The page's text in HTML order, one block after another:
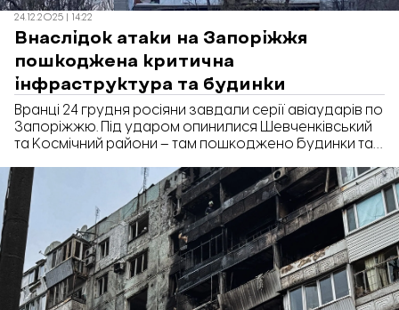
24.12.2025 | 14:22
Внаслідок атаки на Запоріжжя
пошкоджена критична
інфраструктура та будинки
Вранці 24 грудня росіяни завдали серії авіаударів по
Запоріжжю. Під ударом опинилися Шевченківський
та Космічний райони – там пошкоджено будинки та
отримали 4 людини. Про це повідомила в.о. міського
голови Запоріжжя Регіна Харченко.